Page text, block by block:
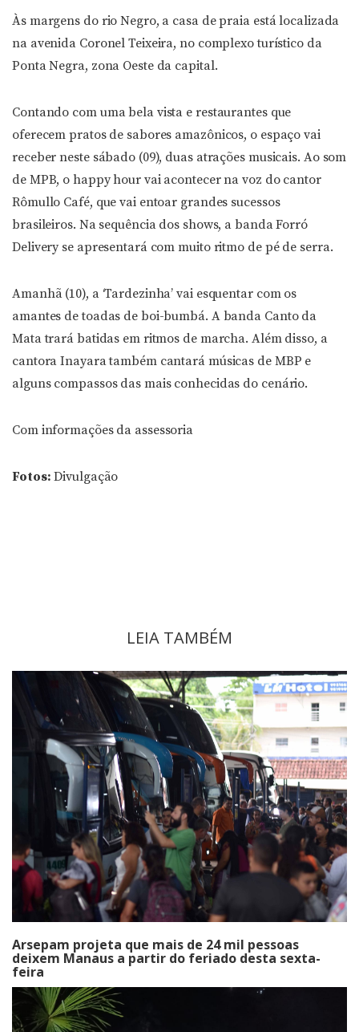
Às margens do rio Negro, a casa de praia está localizada
na avenida Coronel Teixeira, no complexo turístico da
Ponta Negra, zona Oeste da capital.
Contando com uma bela vista e restaurantes que
oferecem pratos de sabores amazônicos, o espaço vai
receber neste sábado (09), duas atrações musicais. Ao som
de MPB, o happy hour vai acontecer na voz do cantor
Rômullo Café, que vai entoar grandes sucessos
brasileiros. Na sequência dos shows, a banda Forró
Delivery se apresentará com muito ritmo de pé de serra.
Amanhã (10), a ‘Tardezinha’ vai esquentar com os
amantes de toadas de boi-bumbá. A banda Canto da
Mata trará batidas em ritmos de marcha. Além disso, a
cantora Inayara também cantará músicas de MBP e
alguns compassos das mais conhecidas do cenário.
Com informações da assessoria
Fotos: Divulgação
LEIA TAMBÉM
Arsepam projeta que mais de 24 mil pessoas
deixem Manaus a partir do feriado desta sexta-
feira